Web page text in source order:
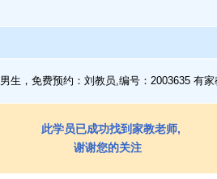
男生，免费预约：刘教员,编号：2003635 有
此学员已成功找到家教老师,
谢谢您的关注